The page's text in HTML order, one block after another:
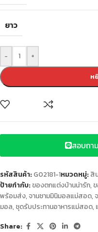
ยาว
- +
ห
สอบถา
รหัสสินค้า:G02181-1หมวดหมู่:สิ
ป้ายกำกับ:ของตกแต่งบ้านน่ารัก,
พร้อมส่ง,จานชามมินิมอลแม่สอด,
มอล,ชุดรับประทานอาหารแม่สอด,
Share: